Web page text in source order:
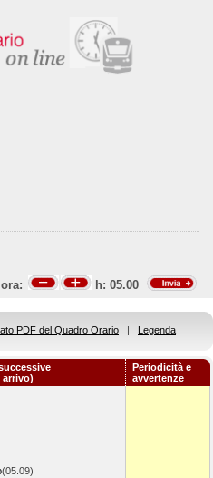
h: 05.00
PDF del Quadro Orario | Legenda
arrivo)
Periodicità e
avvertenze
(05.09)